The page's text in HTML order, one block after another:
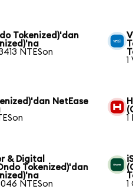
Tokenized)'dan
NTESon
1
NetEase
1
& Digital
Tokenized)'dan
NTESon
1